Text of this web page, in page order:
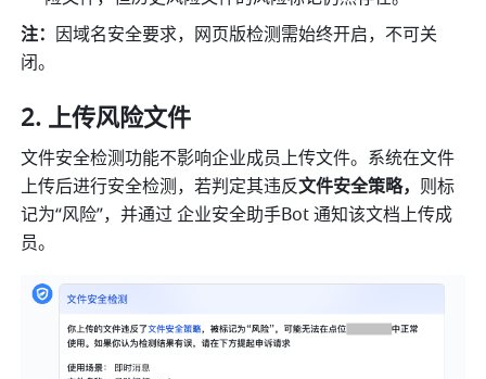
注： 因域名安全要求，网页版检测需始终开启，不可关
闭。
上传风险文件
文件安全检测功能不影响企业成员上传文件。系统在文件
上传后进行安全检测，若判定其违反文件安全策略， 则标
记为“风险”，并通过 企业安全助手Bot 通知该文档上传成
员。